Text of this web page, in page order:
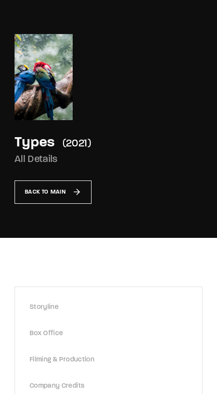
Types 2021
All Details
BACK TO MAIN
Storyline
Box Office
Filming & Production
Company Credits
Press Enter / Return to begin your search or hit
Login
Username or Email Address
Password
Remember Me